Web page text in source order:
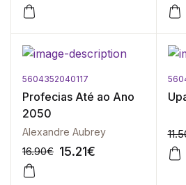
5604352040117
Profecias Até ao Ano
2050
Alexandre Aubrey
16.90€ 15.21€